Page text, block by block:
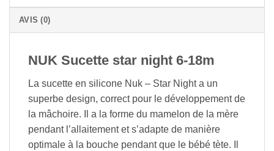
AVIS (0)
NUK Sucette star night 6-18m
La sucette en silicone Nuk – Star Night a un
superbe design, correct pour le développement de
la mâchoire. Il a la forme du mamelon de la mère
pendant l’allaitement et s’adapte de manière
optimale à la bouche pendant que le bébé tète. Il